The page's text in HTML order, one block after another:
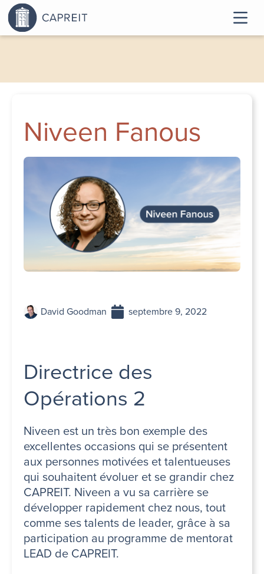
Niveen Fanous
David Goodman septembre 9, 2022
Directrice des
Opérations 2
Niveen est un très bon exemple des
excellentes occasions qui se présentent
aux personnes motivées et talentueuses
qui souhaitent évoluer et se grandir chez
CAPREIT. Niveen a vu sa carrière se
développer rapidement chez nous, tout
comme ses talents de leader, grâce à sa
participation au programme de mentorat
LEAD de CAPREIT.